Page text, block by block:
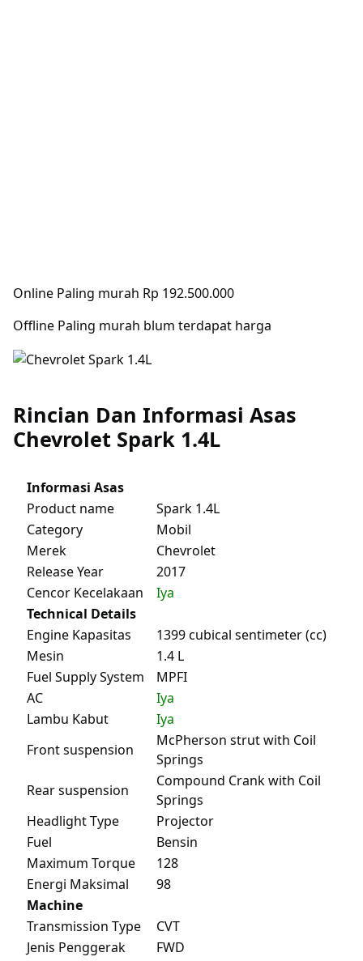
Online Paling murah Rp 192.500.000
Offline Paling murah blum terdapat harga
Rincian Dan Informasi Asas
Chevrolet Spark 1.4L
Informasi Asas
Product name
Spark 1.4L
Category
Mobil
Merek
Chevrolet
Release Year
2017
Cencor Kecelakaan
Iya
Technical Details
Engine Kapasitas
1399 cubical sentimeter (cc)
Mesin
1.4 L
Fuel Supply System
MPFI
AC
Iya
Lambu Kabut
Iya
Front suspension
McPherson strut with Coil
Springs
Rear suspension
Compound Crank with Coil
Springs
Headlight Type
Projector
Fuel
Bensin
Maximum Torque
128
Energi Maksimal
98
Machine
Transmission Type
CVT
Jenis Penggerak
FWD